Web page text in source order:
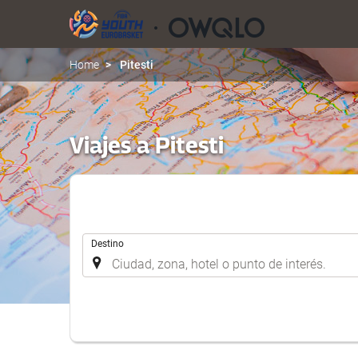
Home Pitesti
Viajes a Pitesti
Destino